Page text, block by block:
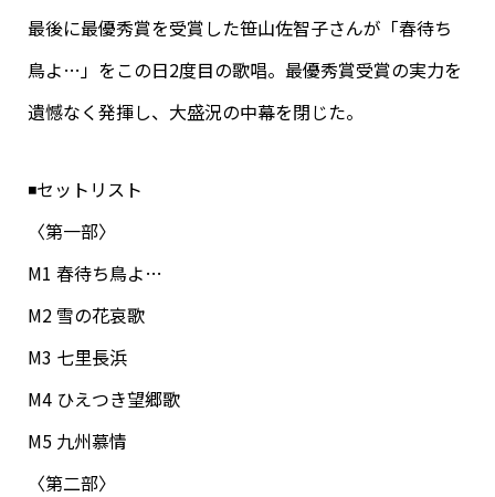
最後に最優秀賞を受賞した笹山佐智子さんが「春待ち
鳥よ…」をこの日2度目の歌唱。最優秀賞受賞の実力を
遺憾なく発揮し、大盛況の中幕を閉じた。
◾️セットリスト
〈第一部〉
M1 春待ち鳥よ…
M2 雪の花哀歌
M3 七里長浜
M4 ひえつき望郷歌
M5 九州慕情
〈第二部〉